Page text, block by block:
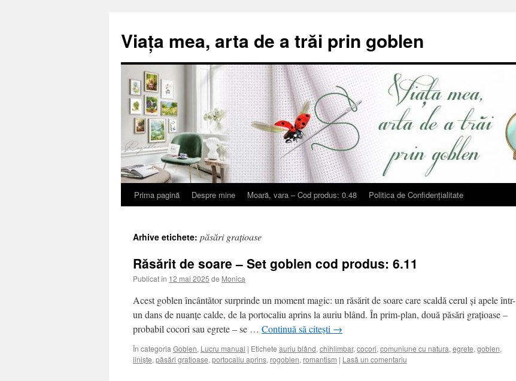
Viața mea, arta de a trăi prin goblen
Sari
conținut
Prima pagină Despre mine Moară, vara – Cod produs: 0.48 Politica de Confidențialitate
Arhive etichete: păsări grațioase
Răsărit de soare – Set goblen cod produs: 6.11
Publicat în 12 mai 2025 de Monica
Acest goblen încântător surprinde un moment magic: un răsărit de soare care scaldă cerul și apele într-
un dans de nuanțe calde, de la portocaliu aprins la auriu blând. În prim-plan, două păsări grațioase –
probabil cocori sau egrete – se … Continuă să citești →
În categoria Goblen, Lucru manual | Etichete auriu blând, chihlimbar, cocori, comuniune cu natura, egrete, goblen,
liniște, păsări grațioase, portocaliu aprins, rogoblen, romantism | Lasă un comentariu